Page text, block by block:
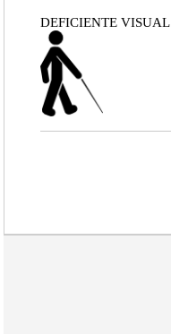
DEFICIENTE VISUAL